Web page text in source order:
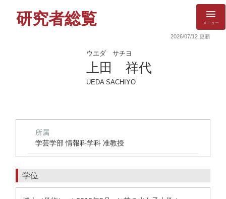
研究者総覧 メニュー
2026/07/12 更新
ウエダ サチヨ
上田 祥代
UEDA SACHIYO
所属
学芸学部 情報科学科 准教授
学位